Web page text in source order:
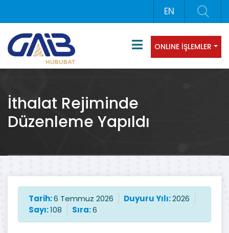
EN
ONLINE İŞLEMLER
İthalat Rejiminde
Düzenleme Yapıldı
Tarih:6 Temmuz 2026 Duyuru Yılı:2026
Sayı:108 Sıra:6